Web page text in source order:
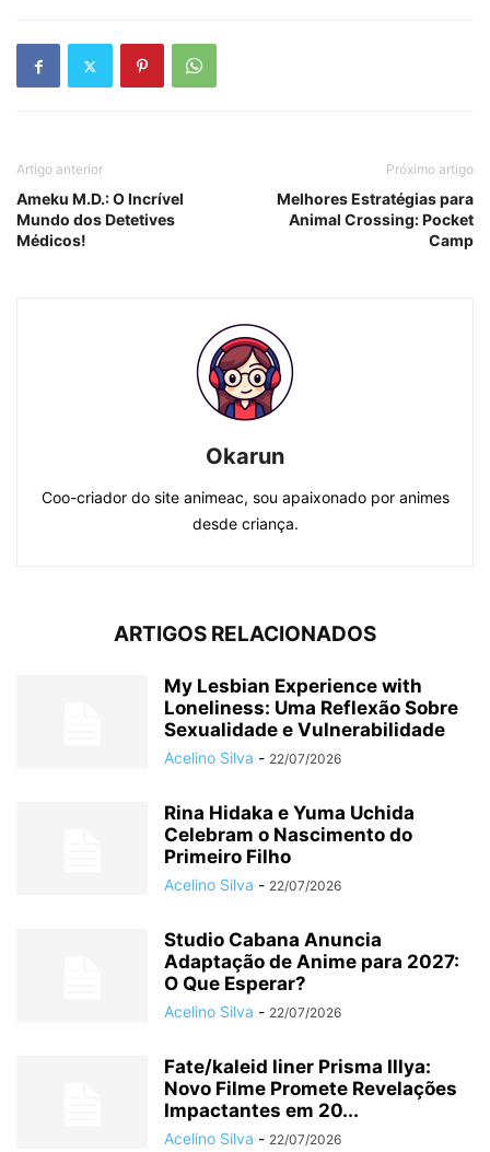
Artigo anterior
Ameku M.D.: O Incrível
Mundo dos Detetives
Médicos!
Próximo artigo
Melhores Estratégias para
Animal Crossing: Pocket
Camp
Okarun
Coo-criador do site animeac, sou apaixonado por animes
desde criança.
ARTIGOS RELACIONADOS
My Lesbian Experience with
Loneliness: Uma Reflexão Sobre
Sexualidade e Vulnerabilidade
Acelino Silva - 22/07/2026
Rina Hidaka e Yuma Uchida
Celebram o Nascimento do
Primeiro Filho
Acelino Silva - 22/07/2026
Studio Cabana Anuncia
Adaptação de Anime para 2027:
O Que Esperar?
Acelino Silva - 22/07/2026
Fate/kaleid liner Prisma Illya:
Novo Filme Promete Revelações
Impactantes em 20...
Acelino Silva - 22/07/2026